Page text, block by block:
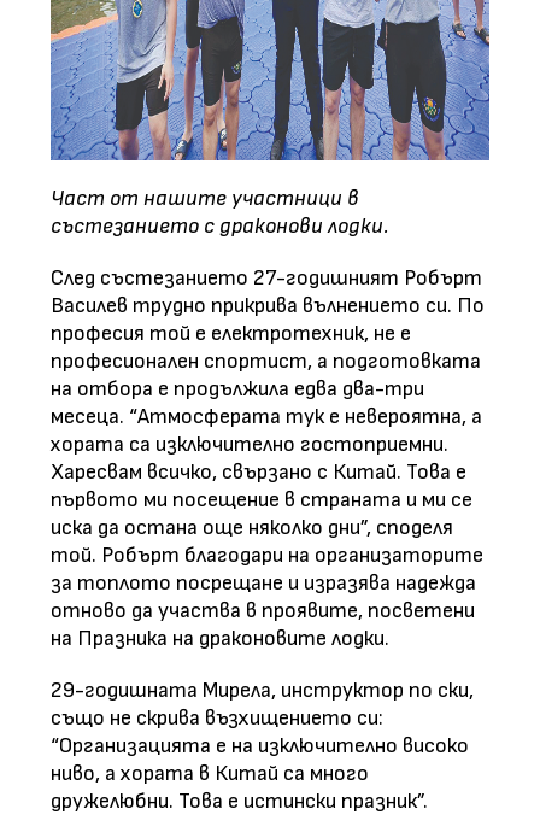
Част от нашите участници в
състезанието с драконови лодки.
След състезанието 27-годишният Робърт
Василев трудно прикрива вълнението си. По
професия той е електротехник, не е
професионален спортист, а подготовката
на отбора е продължила едва два-три
месеца. “Атмосферата тук е невероятна, а
хората са изключително гостоприемни.
Харесвам всичко, свързано с Китай. Това е
първото ми посещение в страната и ми се
иска да остана още няколко дни”, споделя
той. Робърт благодари на организаторите
за топлото посрещане и изразява надежда
отново да участва в проявите, посветени
на Празника на драконовите лодки.
29-годишната Мирела, инструктор по ски,
също не скрива възхищението си:
“Организацията е на изключително високо
ниво, а хората в Китай са много
дружелюбни. Това е истински празник”.